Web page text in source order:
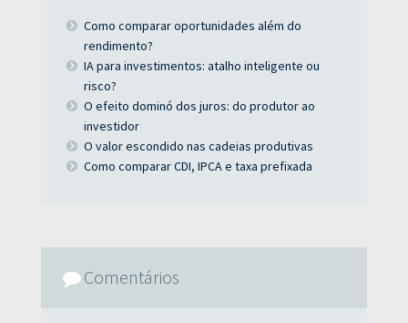
Como comparar oportunidades além do
rendimento?
IA para investimentos: atalho inteligente ou
risco?
O efeito dominó dos juros: do produtor ao
investidor
O valor escondido nas cadeias produtivas
Como comparar CDI, IPCA e taxa prefixada
Comentários